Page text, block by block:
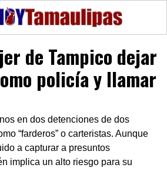
de Tampico dejar
policía y llamar
en dos detenciones de dos
“farderos” o carteristas. Aunque
a capturar a presuntos
implica un alto riesgo para su